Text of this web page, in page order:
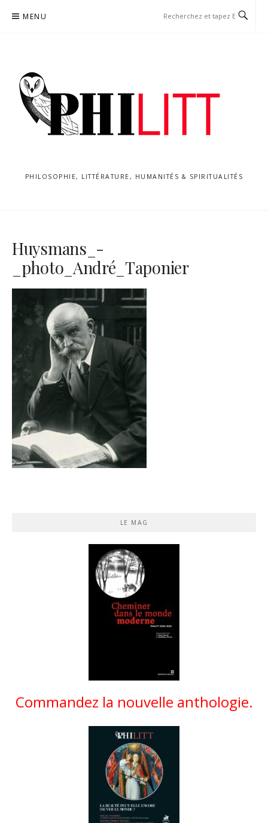
MENU
PHILOSOPHIE, LITTÉRATURE, HUMANITÉS & SPIRITUALITÉS
Huysmans_-
_photo_André_Taponier
LE MAG
Commandez la nouvelle anthologie.